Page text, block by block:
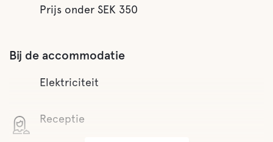
Prijs onder SEK 350
Bij de accommodatie
Elektriciteit
Receptie